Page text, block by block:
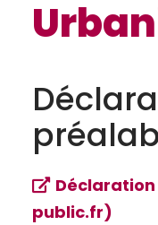
public.fr)